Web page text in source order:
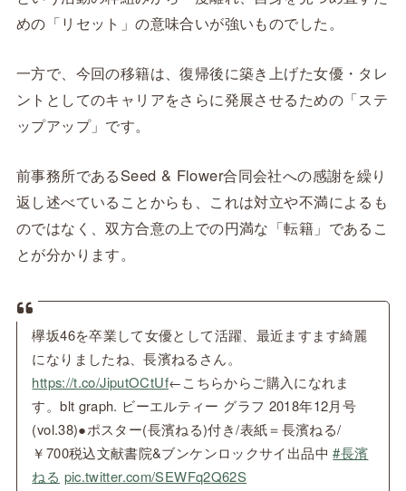
めの「リセット」の意味合いが強いものでした。
一方で、今回の移籍は、復帰後に築き上げた女優・タレ
ントとしてのキャリアをさらに発展させるための「ステ
ップアップ」です。
前事務所であるSeed & Flower合同会社への感謝を繰り
返し述べていることからも、これは対立や不満によるも
のではなく、双方合意の上での円満な「転籍」であるこ
とが分かります。
欅坂46を卒業して女優として活躍、最近ますます綺麗
になりましたね、長濱ねるさん。
https://t.co/JiputOCtUf←こちらからご購入になれま
す。blt graph. ビーエルティー グラフ 2018年12月号
(vol.38)●ポスター(長濱ねる)付き/表紙＝長濱ねる/
￥700税込文献書院&ブンケンロックサイ出品中#長濱
ねる pic.twitter.com/SEWFq2Q62S